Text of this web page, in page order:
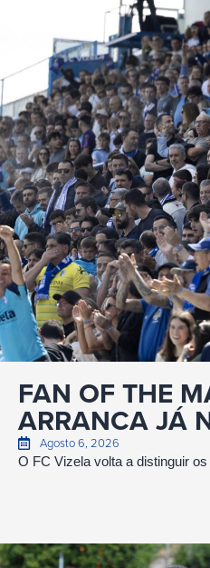
FAN OF THE
ARRANCA JÁ
Agosto 6, 2026
O FC Vizela volta a distinguir